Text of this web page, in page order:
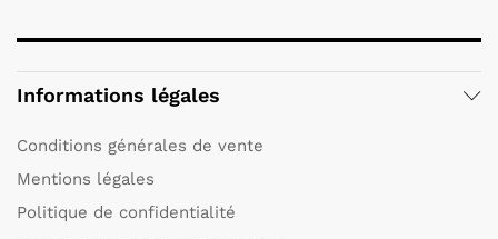
Informations légales
Conditions générales de vente
Mentions légales
Politique de confidentialité